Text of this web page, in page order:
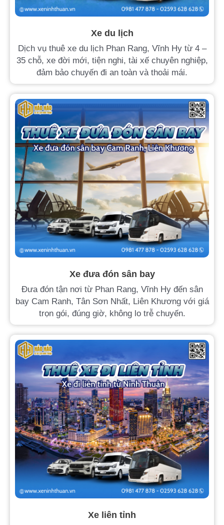
Xe du lịch
Dịch vụ thuê xe du lịch Phan Rang, Vĩnh Hy từ 4 –
35 chỗ, xe đời mới, tiện nghi, tài xế chuyên nghiệp,
đảm bảo chuyến đi an toàn và thoải mái.
Xe đưa đón sân bay
Đưa đón tận nơi từ Phan Rang, Vĩnh Hy đến sân
bay Cam Ranh, Tân Sơn Nhất, Liên Khương với giá
trọn gói, đúng giờ, không lo trễ chuyến.
Xe liên tỉnh